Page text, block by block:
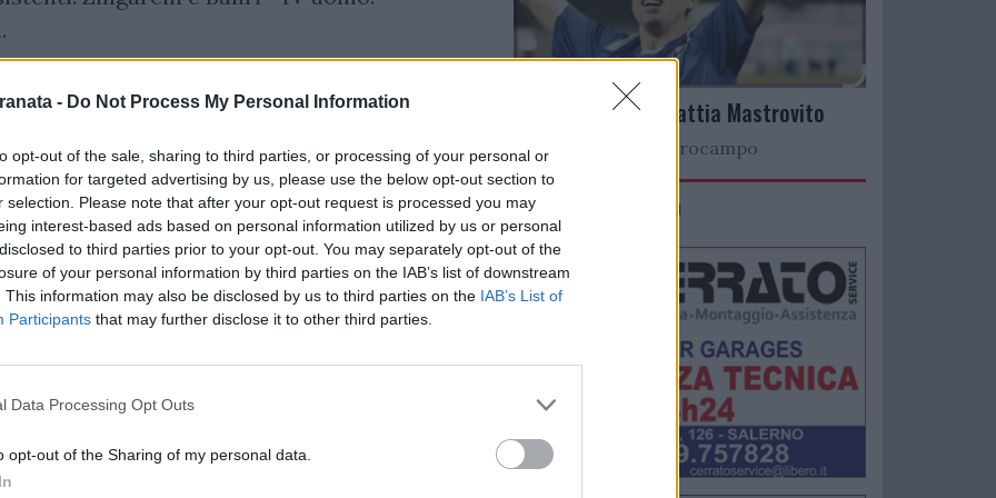
- Do Not Process My Personal Information
opt-out of the sale, sharing to third parties, or processing of your personal or
for targeted advertising by us, please use the below opt-out section to
selection. Please note that after your opt-out request is processed you may
interest-based ads based on personal information utilized by us or personal
to third parties prior to your opt-out. You may separately opt-out of the
of your personal information by third parties on the IAB’s list of downstream
This information may also be disclosed by us to third parties on the IAB’s List of
Participants that may further disclose it to other third parties.
Data Processing Opt Outs
opt-out of the Sharing of my personal data.
Zanoli (S), Sambia (S), Fiorillo (S),
4′pt, 6'st
è di marca granata con Ikwuemesi che
bianconera, la sfera termina alta
una conclusione da fuori area che
(8') risponde la Juve. Vlahovic
concessagli dai difensori granata-
si esalta con una gran parata
Arriva il talento Mattia Mastrovito
Nuovo colpo a centrocampo
IMACO Promosolution